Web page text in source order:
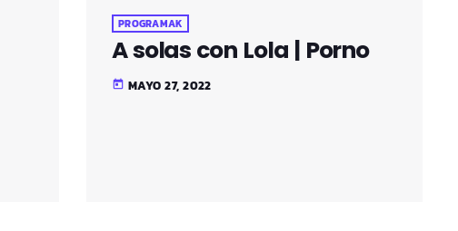
PROGRAMAK
A solas con Lola | Porno
today MAYO 27, 2022